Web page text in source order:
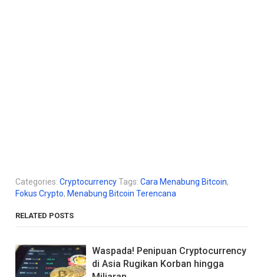
Categories:CryptocurrencyTags:Cara Menabung Bitcoin,
Fokus Crypto, Menabung Bitcoin Terencana
RELATED POSTS
Waspada! Penipuan Cryptocurrency
di Asia Rugikan Korban hingga